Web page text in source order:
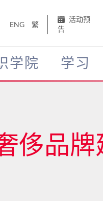
ENG 繁
活动预
告
学院 学习
侈品